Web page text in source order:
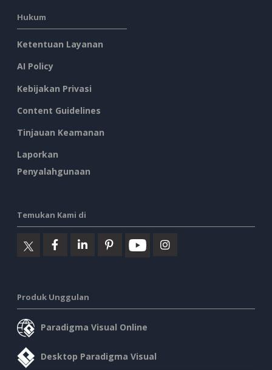
Hukum
Ketentuan Layanan
AI Policy
Kebijakan Privasi
Content Guidelines
Tinjauan Keamanan
Laporkan
Penyalahgunaan
Temukan Kami di
Produk Unggulan
Paradigma Visual Online
Desktop Paradigma Visual